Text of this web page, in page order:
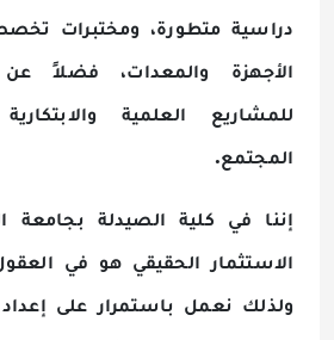
دراسية متطورة، ومختبرات
الأجهزة والمعدات، فضلاً
للمشاريع العلمية
المجتمع.
إننا في كلية الصيدلة بجامعة
الاستثمار الحقيقي هو في
ولذلك نعمل باستمرار على